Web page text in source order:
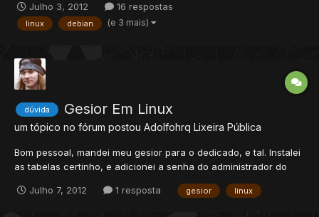
dedicado limestone Mapa Custom (não é nosso), com bastante
áreas pra serem exploradas Easy para newbies (ajudando a...
Julho 3, 2012 16 respostas
linux debian (e 3 mais)
dúvida Gesior Em Linux
um tópico no fórum postou Adolfohrq Lixeira Pública
Bom pessoal, mandei meu gesior para o dedicado, e tal. Instalei
as tabelas certinho, e adicionei a senha do administrador do
ele não abre. A pagina fica em branco, algume pode me dar
Julho 7, 2012 1 resposta gesior linux